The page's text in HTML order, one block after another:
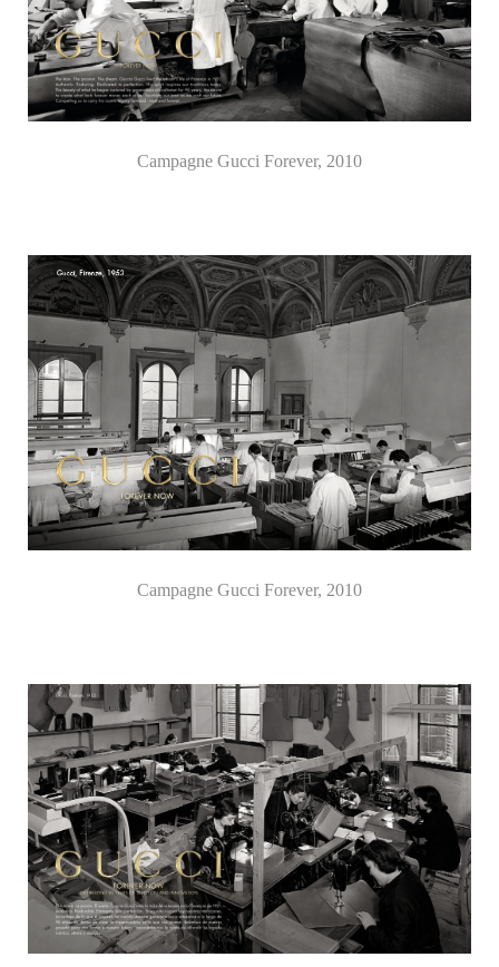
Campagne Gucci Forever, 2010
Campagne Gucci Forever, 2010